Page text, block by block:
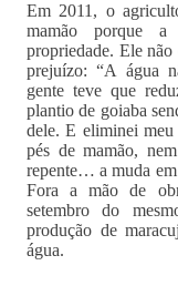
Em 2011, o
mamão porque
propriedade. Ele
prejuízo: “A água
gente teve que
plantio de goiaba
dele. E eliminei
pés de mamão,
repente… a muda em
Fora a mão de
setembro do
produção de
água.